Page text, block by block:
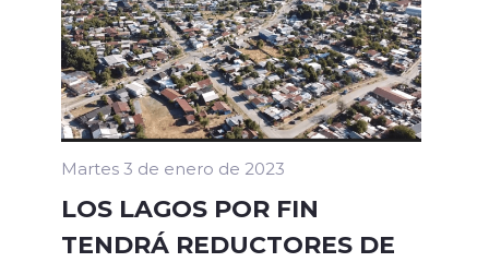
Martes 3 de enero de 2023
LOS LAGOS POR FIN
TENDRÁ REDUCTORES DE